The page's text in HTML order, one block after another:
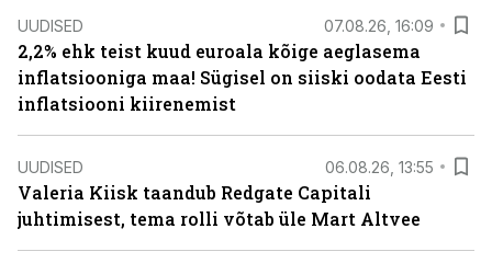
UUDISED 07.08.26, 16:09
2,2% ehk teist kuud euroala kõige aeglasema
inflatsiooniga maa! Sügisel on siiski oodata Eesti
inflatsiooni kiirenemist
UUDISED 06.08.26, 13:55
Valeria Kiisk taandub Redgate Capitali
juhtimisest, tema rolli võtab üle Mart Altvee